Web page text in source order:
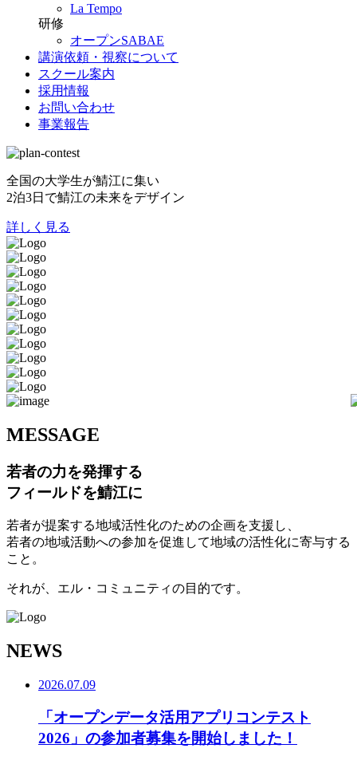
La Tempo
研修
オープンSABAE
講演依頼・視察について
スクール案内
採用情報
お問い合わせ
事業報告
全国の大学生が鯖江に集い
2泊3日で鯖江の未来をデザイン
詳しく見る
MESSAGE
若者の力を発揮する
フィールドを鯖江に
若者が提案する地域活性化のための企画を支援し、
若者の地域活動への参加を促進して地域の活性化に寄与する
こと。
それが、エル・コミュニティの目的です。
NEWS
2026.07.09
「オープンデータ活用アプリコンテスト
2026」の参加者募集を開始しました！